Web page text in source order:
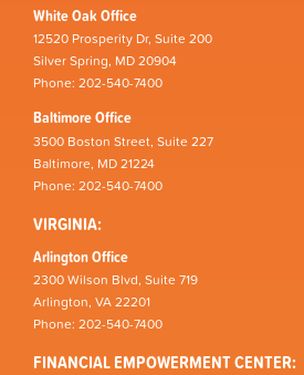
White Oak Office
12520 Prosperity Dr, Suite 200
Silver Spring, MD 20904
Phone: 202-540-7400
Baltimore Office
3500 Boston Street, Suite 227
Baltimore, MD 21224
Phone: 202-540-7400
VIRGINIA:
Arlington Office
2300 Wilson Blvd, Suite 719
Arlington, VA 22201
Phone: 202-540-7400
FINANCIAL EMPOWERMENT CENTER: